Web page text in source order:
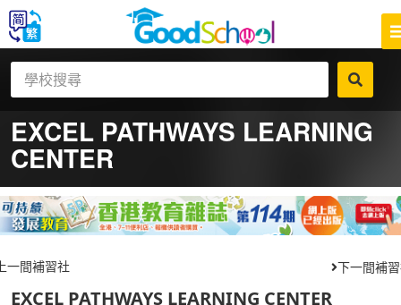
EXCEL PATHWAYS LEARNING
CENTER
一間補習社 下一間補
EXCEL PATHWAYS LEARNING CENTER